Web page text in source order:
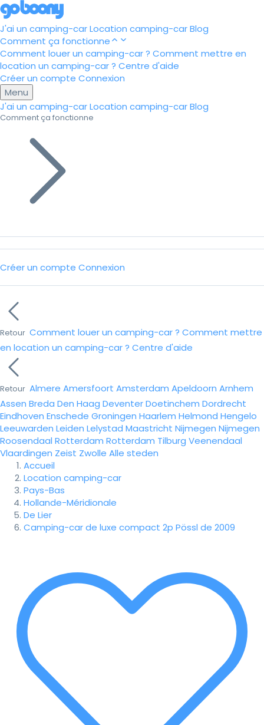
J'ai un camping-carLocation camping-carBlog
Comment ça fonctionne
Comment louer un camping-car ? Comment mettre en
location un camping-car ? Centre d'aide
Créer un compte Connexion
Menu
J'ai un camping-carLocation camping-carBlog
Comment ça fonctionne
Créer un compte Connexion
Retour Comment louer un camping-car ? Comment mettre
en location un camping-car ? Centre d'aide
Retour Almere Amersfoort Amsterdam Apeldoorn Arnhem
Assen Breda Den Haag DeventerDoetinchem Dordrecht
Eindhoven Enschede Groningen Haarlem Helmond Hengelo
Leeuwarden Leiden Lelystad Maastricht Nijmegen Nijmegen
Roosendaal Rotterdam Rotterdam Tilburg Veenendaal
Vlaardingen Zeist Zwolle Alle steden
Accueil
Location camping-car
Pays-Bas
Hollande-Méridionale
De Lier
Camping-car de luxe compact 2p Pössl de 2009